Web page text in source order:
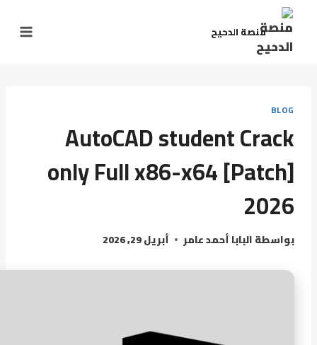
منصة الدحيح
BLOG
AutoCAD student Crack
only Full x86-x64 [Patch]
2026
بواسطةالبابا أحمد عامر أبريل 29, 2026